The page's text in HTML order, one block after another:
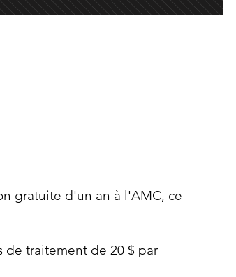
gratuite d'un an à l'AMC, ce
de traitement de 20 $ par